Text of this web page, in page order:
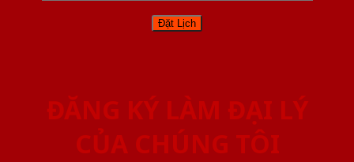
ĐĂNG KÝ LÀM ĐẠI LÝ
CỦA CHÚNG TÔI